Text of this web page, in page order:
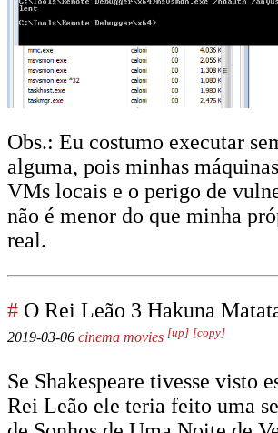
Obs.: Eu costumo executar
alguma, pois minhas
VMs locais e o perigo de
não é menor do que minha
real.
# O Rei Leão 3 Hakuna
2019-03-06 cinema movies [up] [copy]
Se Shakespeare tivesse visto
Rei Leão ele teria feito uma